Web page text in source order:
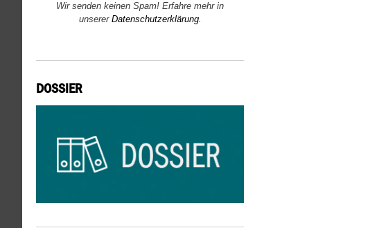
Wir senden keinen Spam! Erfahre mehr in
unserer Datenschutzerklärung.
DOSSIER